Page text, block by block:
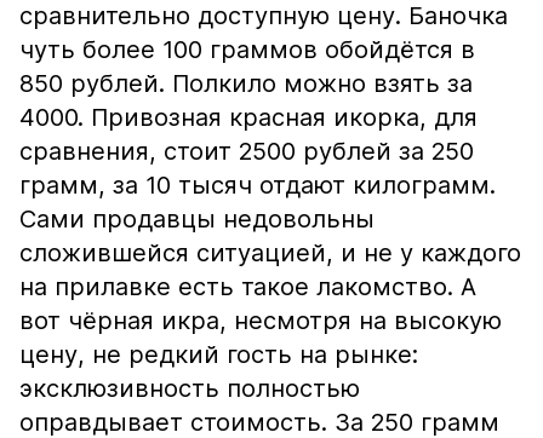
сравнительно доступную цену. Баночка
чуть более 100 граммов обойдётся в
850 рублей. Полкило можно взять за
4000. Привозная красная икорка, для
сравнения, стоит 2500 рублей за 250
грамм, за 10 тысяч отдают килограмм.
Сами продавцы недовольны
сложившейся ситуацией, и не у каждого
на прилавке есть такое лакомство. А
вот чёрная икра, несмотря на высокую
цену, не редкий гость на рынке:
эксклюзивность полностью
оправдывает стоимость. За 250 грамм